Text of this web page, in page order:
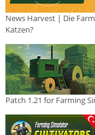
News Harvest | Die
Katzen?
Patch 1.21 for Farming